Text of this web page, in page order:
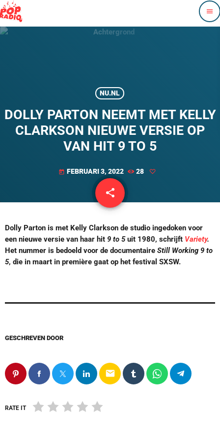
menu
NU.NL
DOLLY PARTON NEEMT MET KELLY
CLARKSON NIEUWE VERSIE OP
VAN HIT 9 TO 5
today FEBRUARI 3, 2022 28
share
email
Dolly Parton is met Kelly Clarkson de studio ingedoken voor
een nieuwe versie van haar hit 9 to 5uit 1980, schrijft Variety.
Het nummer is bedoeld voor de documentaire Still Working 9 to
5, die in maart in première gaat op het festival SXSW.
GESCHREVEN DOOR
email
RATE IT